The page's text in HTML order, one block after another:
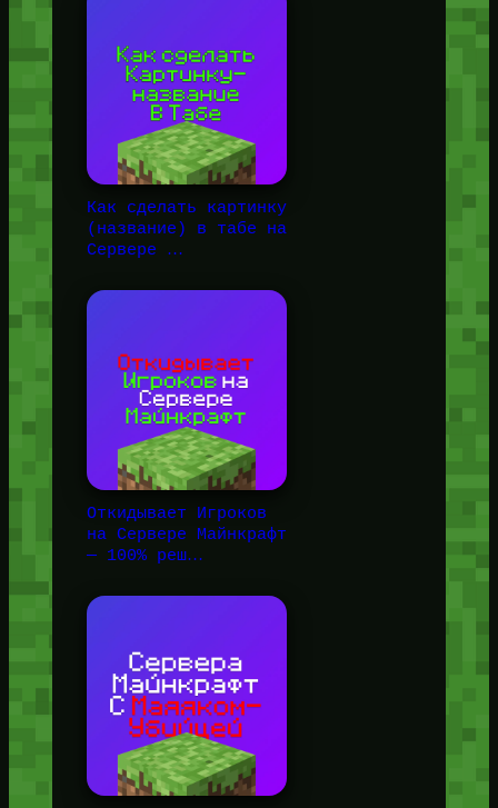
Как сделать картинку
(название) в табе на
Сервере …
Откидывает Игроков
на Сервере Майнкрафт
— 100% реш…